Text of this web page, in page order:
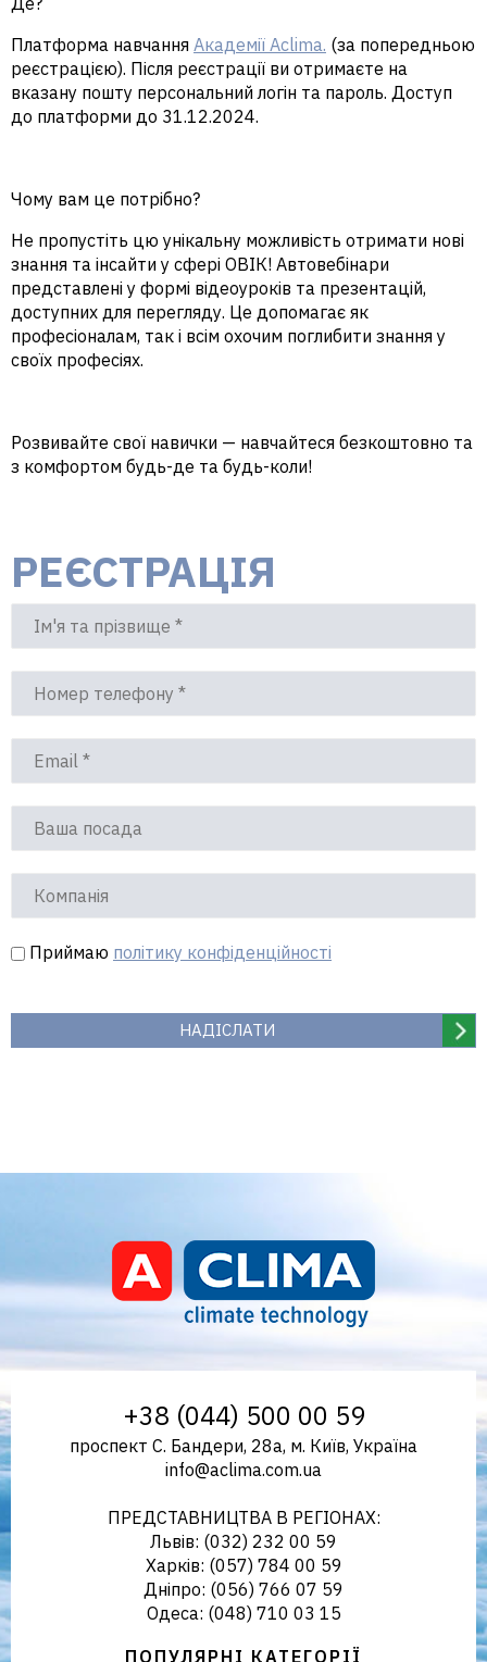
Платформа навчання Академії Aclima. (за попередньою
реєстрацією). Після реєстрації ви отримаєте на
вказану пошту персональний логін та пароль. Доступ
до платформи до 31.12.2024.
Чому вам це потрібно?
Не пропустіть цю унікальну можливість отримати нові
знання та інсайти у сфері ОВІК! Автовебінари
представлені у формі відеоуроків та презентацій,
доступних для перегляду. Це допомагає як
професіоналам, так і всім охочим поглибити знання у
своїх професіях.
Розвивайте свої навички — навчайтеся безкоштовно та
з комфортом будь-де та будь-коли!
РЕЄСТРАЦІЯ
Приймаю політику конфіденційності
Україні
+38 (044) 500 00 59
проспект С. Бандери, 28а, м. Київ, Україна
info@aclima.com.ua
ПРЕДСТАВНИЦТВА В РЕГІОНАХ:
Львів: (032) 232 00 59
Харків: (057) 784 00 59
Дніпро: (056) 766 07 59
Одеса: (048) 710 03 15
ПОПУЛЯРНІ КАТЕГОРІЇ